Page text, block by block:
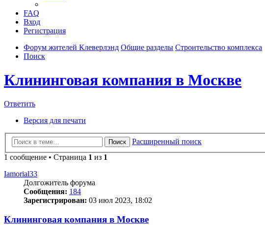
FAQ
Вход
Регистрация
Форум жителей Клеверлэнд Общие разделы Строительство комплекса
Поиск
Клининговая компания в Москве
Ответить
Версия для печати
Поиск
Расширенный поиск
1 сообщение • Страница 1 из 1
Iamorial33
Долгожитель форума
Сообщения: 184
Зарегистрирован: 03 июл 2023, 18:02
Клининговая компания в Москве